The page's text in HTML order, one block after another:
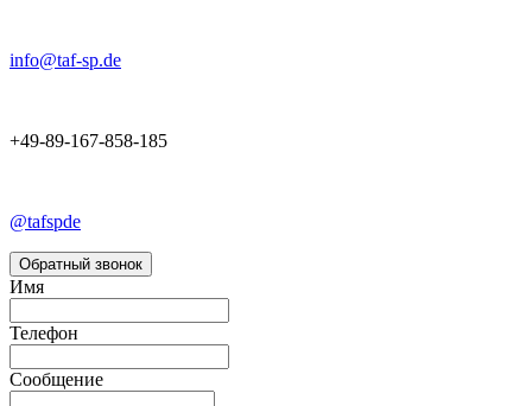
info@taf-sp.de
+49-89-167-858-185
@tafspde
Обратный звонок
Имя
Телефон
Сообщение